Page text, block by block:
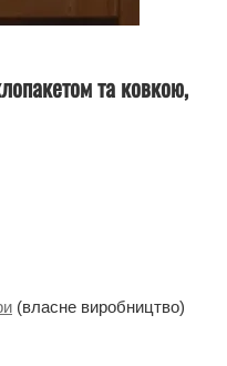
та ковкою,
(власне виробництво)